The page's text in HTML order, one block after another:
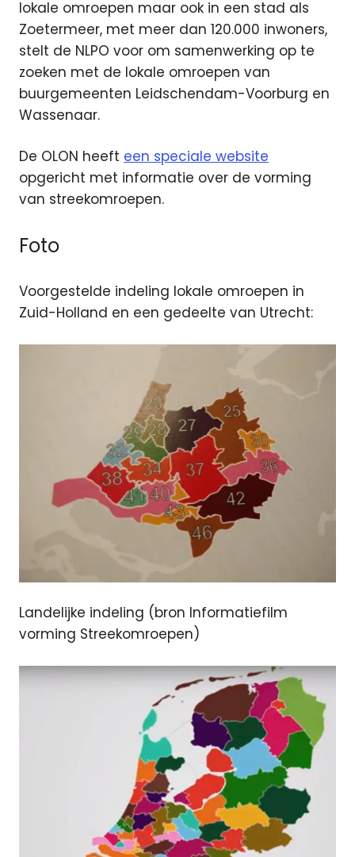
lokale omroepen maar ook in een stad als
Zoetermeer, met meer dan 120.000 inwoners,
stelt de NLPO voor om samenwerking op te
zoeken met de lokale omroepen van
buurgemeenten Leidschendam-Voorburg en
Wassenaar.
De OLON heeft een speciale website
opgericht met informatie over de vorming
van streekomroepen.
Foto
Voorgestelde indeling lokale omroepen in
Zuid-Holland en een gedeelte van Utrecht:
Landelijke indeling (bron Informatiefilm
vorming Streekomroepen)